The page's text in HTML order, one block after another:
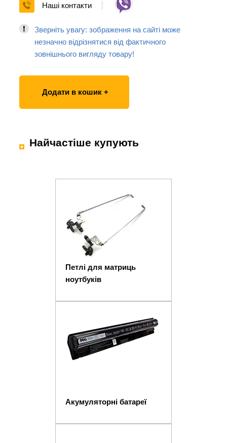
Наші контакти
Зверніть увагу: зображення на сайті може
незначно відрізнятися від фактичного
зовнішнього вигляду товару!
Додати в кошик +
Найчастіше купують
Петлі для матриць
ноутбуків
Акумуляторні батареї